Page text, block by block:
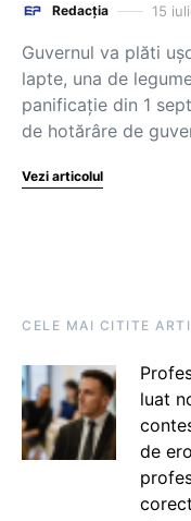
Redacția 15
Guvernul va plăti
lapte, una de
panificație din 1
de hotărâre de
Vezi articolul
CELE MAI CITITE
luat
de